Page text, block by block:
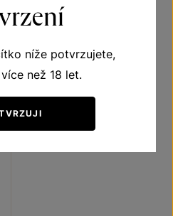
níže potvrzujete,
než 18 let.